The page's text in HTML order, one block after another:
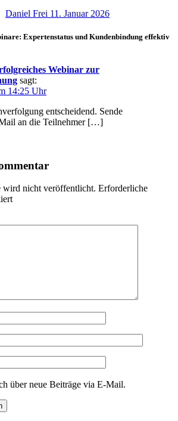
Daniel Frei 11. Januar 2026
Expertenstatus und Kundenbindung effektiv
Webinar zur
sagt:
14:25 Uhr
entscheidend. Sende
a‬n d‬ie Teilnehmer […]
wird nicht veröffentlicht. Erforderliche
über neue Beiträge via E-Mail.